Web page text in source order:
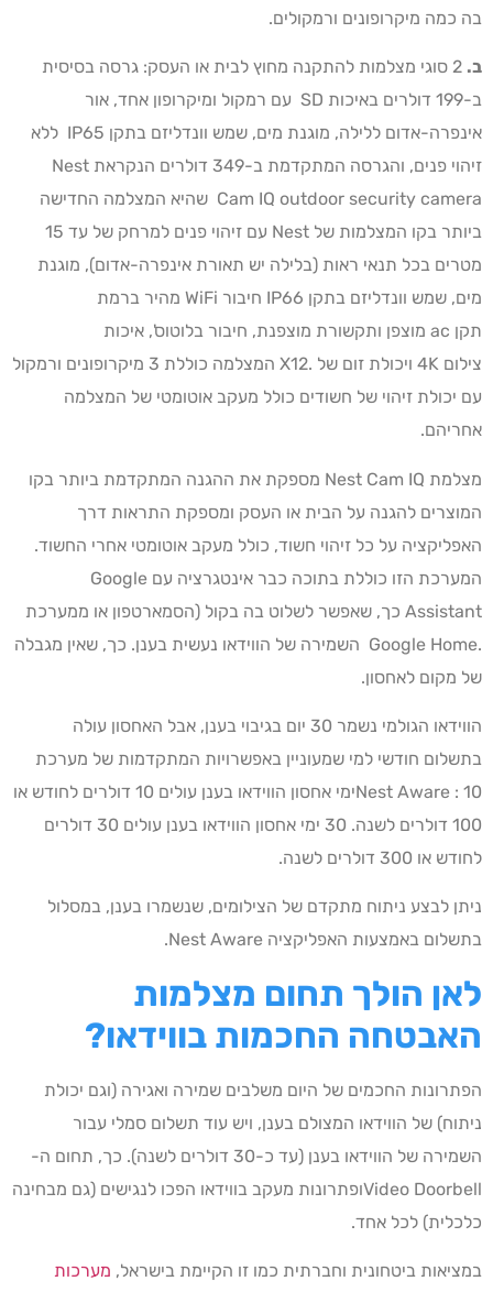
בה כמה מיקרופונים ורמקולים.
ב.
2 סוגי מצלמות להתקנה מחוץ לבית או העסק: גרסה בסיסית
ב-199 דולרים באיכות SD עם רמקול ומיקרופון אחד, אור
אינפרה-אדום ללילה, מוגנת מים, שמש וונדליזם בתקן IP65 ללא
זיהוי פנים, והגרסה המתקדמת ב-349 דולרים הנקראת Nest
Cam IQ outdoor security camera שהיא המצלמה החדישה
ביותר בקו המצלמות של Nest עם זיהוי פנים למרחק של עד 15
מטרים בכל תנאי ראות (בלילה יש תאורת אינפרה-אדום), מוגנת
מים, שמש וונדליזם בתקן IP66 חיבור WiFi מהיר ברמת
תקן ac מוצפן ותקשורת מוצפנת, חיבור בלוטוס', איכות
צילום 4K ויכולת זום של .X12 המצלמה כוללת 3 מיקרופונים ורמקול
עם יכולת זיהוי של חשודים כולל מעקב אוטומטי של המצלמה
אחריהם.
מצלמת Nest Cam IQ מספקת את ההגנה המתקדמת ביותר בקו
המוצרים להגנה על הבית או העסק ומספקת התראות דרך
האפליקציה על כל זיהוי חשוד, כולל מעקב אוטומטי אחרי החשוד.
המערכת הזו כוללת בתוכה כבר אינטגרציה עם Google
Assistant כך, שאפשר לשלוט בה בקול (הסמארטפון או ממערכת
.Google Home השמירה של הווידאו נעשית בענן. כך, שאין מגבלה
של מקום לאחסון.
הווידאו הגולמי נשמר 30 יום בגיבוי בענן, אבל האחסון עולה
בתשלום חודשי למי שמעוניין באפשרויות המתקדמות של מערכת
Nest Aware : 10ימי אחסון הווידאו בענן עולים 10 דולרים לחודש או
100 דולרים לשנה. 30 ימי אחסון הווידאו בענן עולים 30 דולרים
לחודש או 300 דולרים לשנה.
ניתן לבצע ניתוח מתקדם של הצילומים, שנשמרו בענן, במסלול
בתשלום באמצעות האפליקציה Nest Aware.
לאן הולך תחום מצלמות
האבטחה החכמות בווידאו?
הפתרונות החכמים של היום משלבים שמירה ואגירה (וגם יכולת
ניתוח) של הווידאו המצולם בענן, ויש עוד תשלום סמלי עבור
השמירה של הווידאו בענן (עד כ-30 דולרים לשנה). כך, תחום ה-
Video Doorbellופתרונות מעקב בווידאו הפכו לנגישים (גם מבחינה
כלכלית) לכל אחד.
במציאות ביטחונית וחברתית כמו זו הקיימת בישראל, מערכות